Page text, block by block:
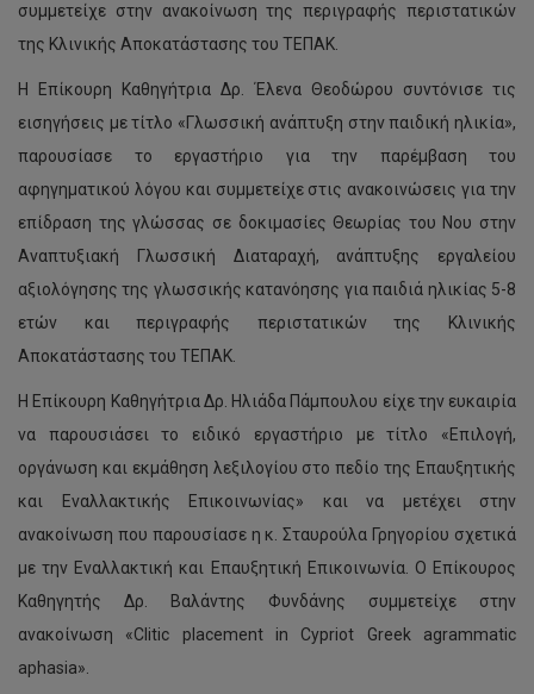
συμμετείχε στην ανακοίνωση της περιγραφής περιστατικών
της Κλινικής Αποκατάστασης του ΤΕΠΑΚ.
Η Επίκουρη Καθηγήτρια Δρ. Έλενα Θεοδώρου συντόνισε τις
εισηγήσεις με τίτλο «Γλωσσική ανάπτυξη στην παιδική ηλικία»,
παρουσίασε το εργαστήριο για την παρέμβαση του
αφηγηματικού λόγου και συμμετείχε στις ανακοινώσεις για την
επίδραση της γλώσσας σε δοκιμασίες Θεωρίας του Νου στην
Αναπτυξιακή Γλωσσική Διαταραχή, ανάπτυξης εργαλείου
αξιολόγησης της γλωσσικής κατανόησης για παιδιά ηλικίας 5-8
ετών και περιγραφής περιστατικών της Κλινικής
Αποκατάστασης του ΤΕΠΑΚ.
Η Επίκουρη Καθηγήτρια Δρ. Ηλιάδα Πάμπουλου είχε την ευκαιρία
να παρουσιάσει το ειδικό εργαστήριο με τίτλο «Επιλογή,
οργάνωση και εκμάθηση λεξιλογίου στο πεδίο της Επαυξητικής
και Εναλλακτικής Επικοινωνίας» και να μετέχει στην
ανακοίνωση που παρουσίασε η κ. Σταυρούλα Γρηγορίου σχετικά
με την Εναλλακτική και Επαυξητική Επικοινωνία. O Επίκουρος
Καθηγητής Δρ. Βαλάντης Φυνδάνης συμμετείχε στην
ανακοίνωση «Clitic placement in Cypriot Greek agrammatic
aphasia».